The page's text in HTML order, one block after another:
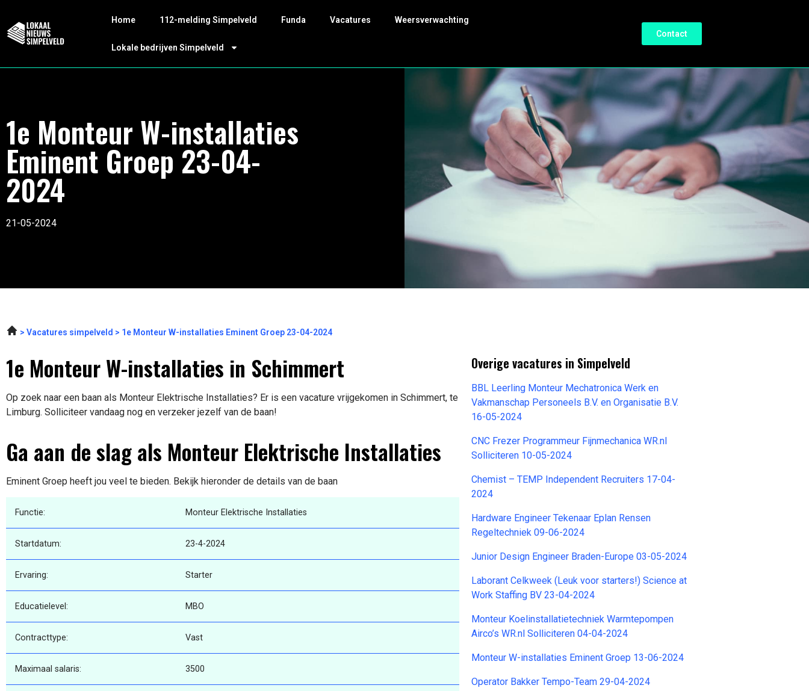
Home 112-melding Simpelveld Funda Vacatures Weersverwachting
Lokale bedrijven Simpelveld
Contact
1e Monteur W-installaties
Eminent Groep 23-04-
2024
21-05-2024
Vacatures simpelveld 1e Monteur W-installaties Eminent Groep 23-04-2024
1e Monteur W-installaties in Schimmert
Op zoek naar een baan als Monteur Elektrische Installaties? Er is een vacature vrijgekomen in Schimmert, te
Limburg. Solliciteer vandaag nog en verzeker jezelf van de baan!
Ga aan de slag als Monteur Elektrische Installaties
Eminent Groep heeft jou veel te bieden. Bekijk hieronder de details van de baan
Functie: Monteur Elektrische Installaties
Startdatum: 23-4-2024
Ervaring: Starter
Educatielevel: MBO
Contracttype: Vast
Maximaal salaris: 3500
Overige vacatures in Simpelveld
BBL Leerling Monteur Mechatronica Werk en
Vakmanschap Personeels B.V. en Organisatie B.V.
16-05-2024
CNC Frezer Programmeur Fijnmechanica WR.nl
Solliciteren 10-05-2024
Chemist – TEMP Independent Recruiters 17-04-
2024
Hardware Engineer Tekenaar Eplan Rensen
Regeltechniek 09-06-2024
Junior Design Engineer Braden-Europe 03-05-2024
Laborant Celkweek (Leuk voor starters!) Science at
Work Staffing BV 23-04-2024
Monteur Koelinstallatietechniek Warmtepompen
Airco’s WR.nl Solliciteren 04-04-2024
Monteur W-installaties Eminent Groep 13-06-2024
Operator Bakker Tempo-Team 29-04-2024